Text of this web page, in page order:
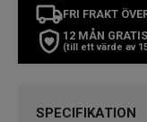
FRI FRAKT
12 MÅN
(till ett värde av
SPECIFIKATION